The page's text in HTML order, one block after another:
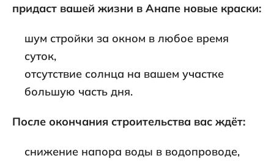
придаст вашей жизни в Анапе новые краски:
шум стройки за окном в любое время
суток,
отсутствие солнца на вашем участке
большую часть дня.
После окончания строительства вас ждёт:
снижение напора воды в водопроводе,